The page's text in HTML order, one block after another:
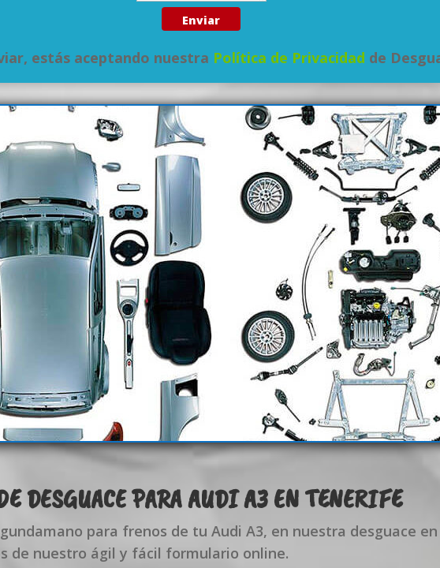
estás aceptando nuestra Política de Privacidad de
DESGUACE PARA AUDI A3 EN TENERIFE
para frenos de tu Audi A3, en nuestra desguace
de nuestro ágil y fácil formulario online.